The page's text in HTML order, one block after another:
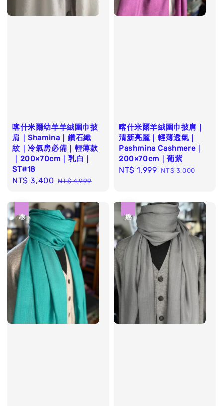
喀什米爾幼羊羊絨圍巾披
肩｜Shamina｜鑽石織
紋｜冷氣房必備｜輕薄款
｜200×70cm｜乳白｜
ST#18
Sale
NT$ 3,400 Regular
NT$ 4,999
喀什米爾羊絨圍巾披肩｜
清新亮麗｜輕薄透氣｜
Pashmina Cashmere｜
200×70cm｜葡紫
Sale
NT$ 1,999 Regular
NT$ 3,000